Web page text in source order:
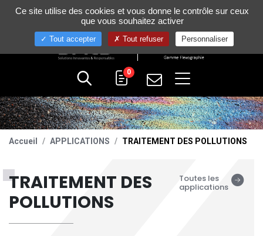
+33 (0)4 75 58 80 10
0
Accueil APPLICATIONS TRAITEMENT DES POLLUTIONS
TRAITEMENT DES
POLLUTIONS
Toutes les
applications
Gestion de vos préférences sur les cookies
Ce site utilise des cookies et vous donne le contrôle sur ceux
que vous souhaitez activer
Tout accepter Tout refuser Personnaliser